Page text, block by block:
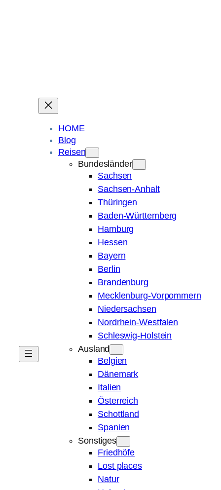
HOME
Blog
Reisen
Bundesländer
Sachsen
Sachsen-Anhalt
Thüringen
Baden-Württemberg
Hamburg
Hessen
Bayern
Berlin
Brandenburg
Mecklenburg-Vorpommern
Niedersachsen
Nordrhein-Westfalen
Schleswig-Holstein
Ausland
Belgien
Dänemark
Italien
Österreich
Schottland
Spanien
Sonstiges
Friedhöfe
Lost places
Natur